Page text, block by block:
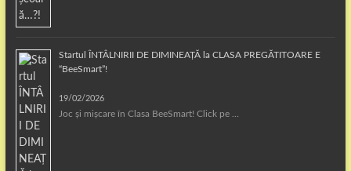
Startul ÎNTÂLNIRII DE DIMINEAȚĂ la CLASA PREGĂTITOARE E
“BeeSmart”!
19/02/2026
Joc și mișcare în Clasa BeeSmart! Click pe …